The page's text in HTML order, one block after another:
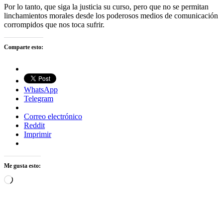
Por lo tanto, que siga la justicia su curso, pero que no se permitan
linchamientos morales desde los poderosos medios de comunicación
corrompidos que nos toca sufrir.
Comparte esto:
WhatsApp
Telegram
Correo electrónico
Reddit
Imprimir
Me gusta esto:
Cargando...